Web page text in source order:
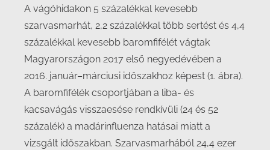
A vágóhidakon 5 százalékkal kevesebb
szarvasmarhát, 2,2 százalékkal több sertést és 4,4
százalékkal kevesebb baromfifélét vágtak
Magyarországon 2017 első negyedévében a
2016. január–márciusi időszakhoz képest (1. ábra).
A baromfifélék csoportjában a liba- és
kacsavágás visszaesése rendkívüli (24 és 52
százalék) a madárinfluenza hatásai miatt a
vizsgált időszakban. Szarvasmarhából 24,4 ezer